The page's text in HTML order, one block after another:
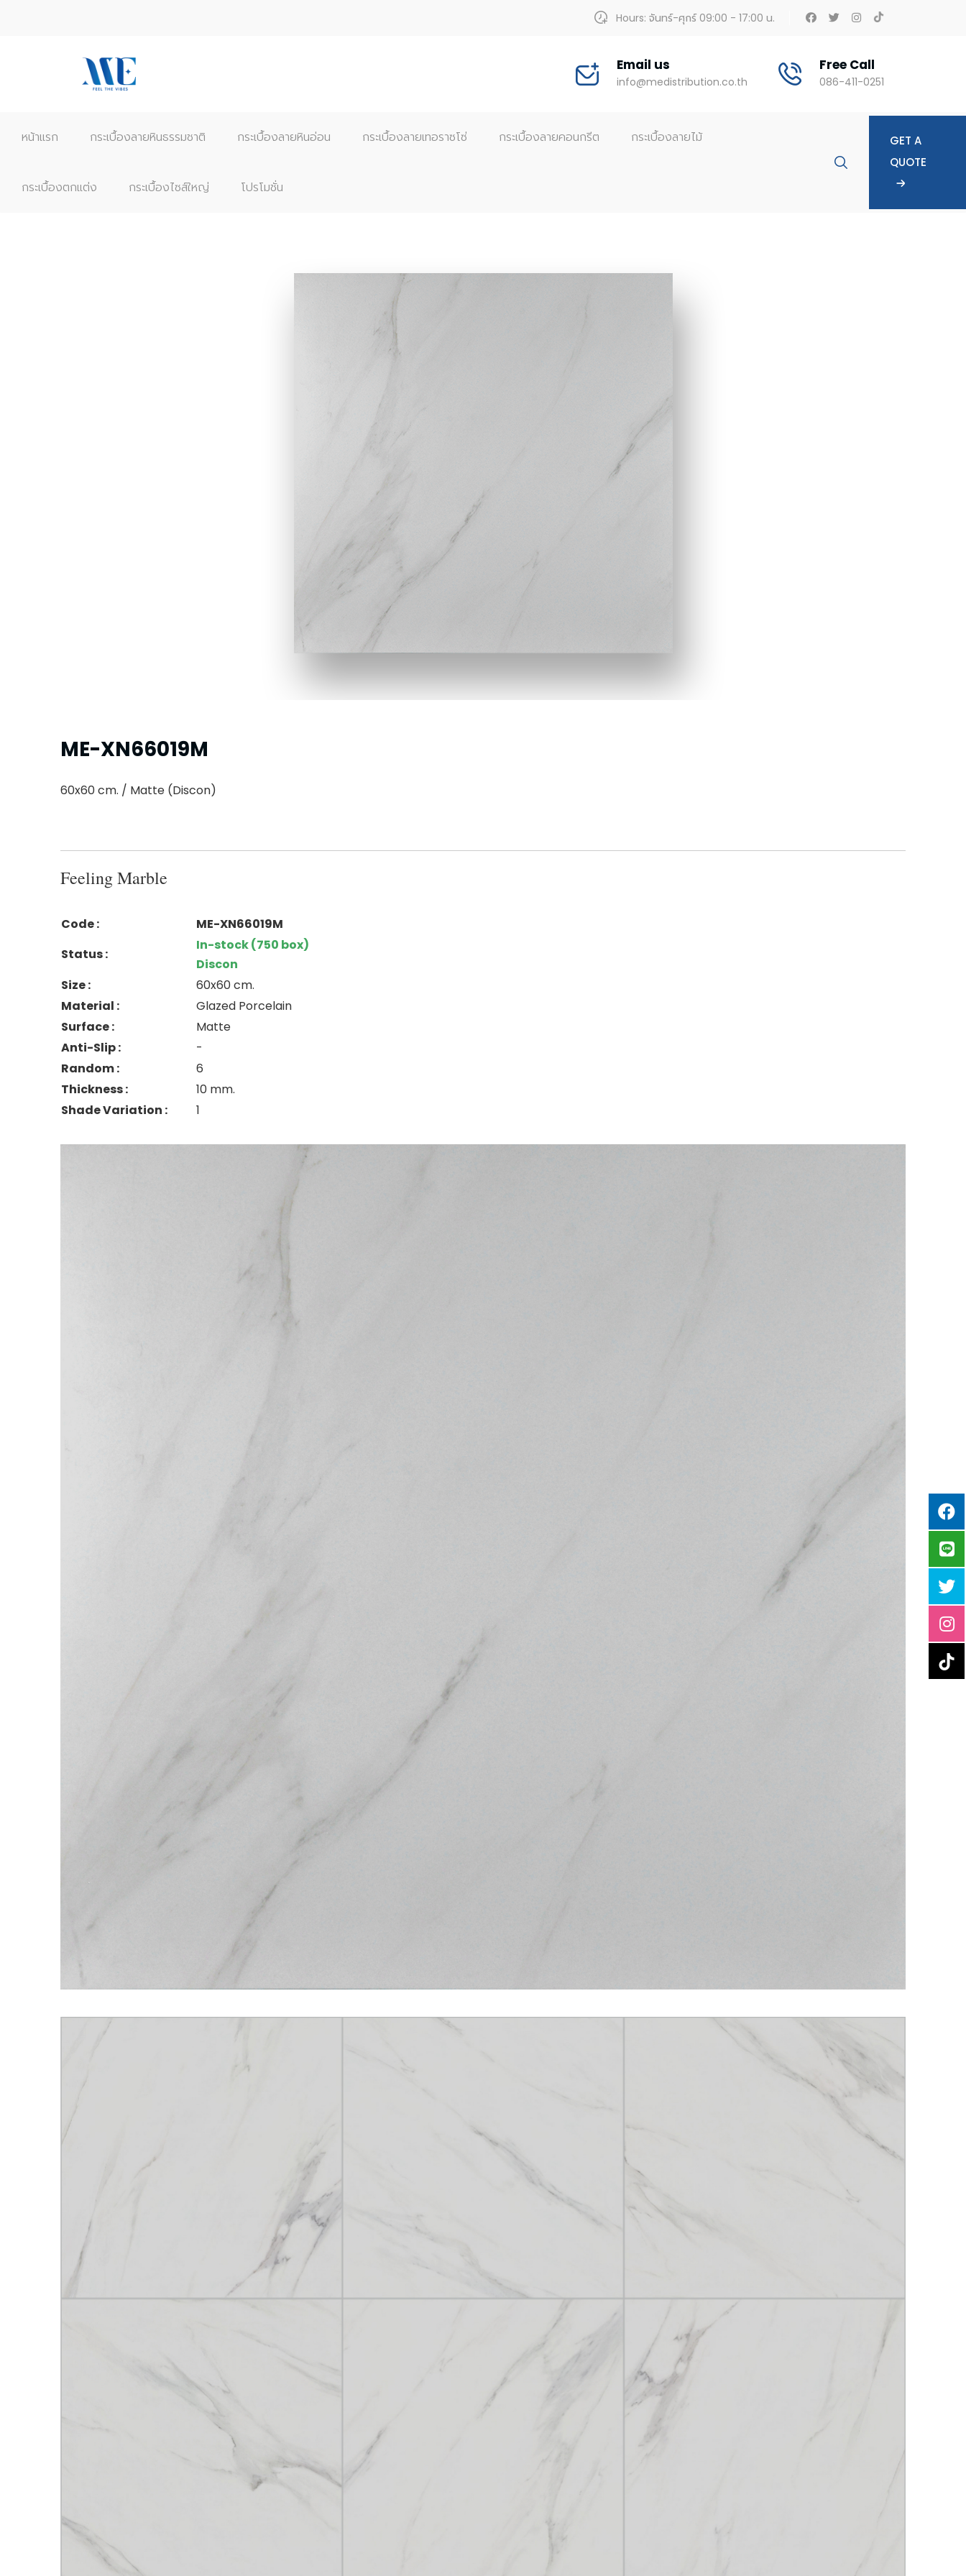
Hours: จันทร์-ศุกร์ 09:00 - 17:00 น.
Email us
info@medistribution.co.th
Free Call
086-411-0251
หน้าแรก กระเบื้องลายหินธรรมชาติ กระเบื้องลายหินอ่อน กระเบื้องลายเทอราซโซ่ กระเบื้องลายคอนกรีต กระเบื้องลายไม้
กระเบื้องตกแต่ง กระเบื้องไซส์ใหญ่ โปรโมชั่น
GET A
QUOTE
ME-XN66019M
60x60 cm. / Matte (Discon)
Feeling Marble
Code :
ME-XN66019M
Status :
In-stock (750 box)
Discon
Size :
60x60 cm.
Material :
Glazed Porcelain
Surface :
Matte
Anti-Slip :
-
Random :
6
Thickness :
10 mm.
Shade Variation :
1